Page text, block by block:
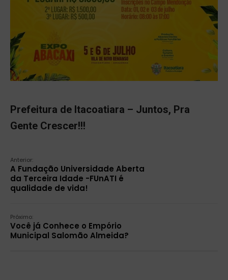
Prefeitura de Itacoatiara – Juntos, Pra
Gente Crescer!!!
Anterior:
A Fundação Universidade Aberta
da Terceira Idade -FUnATI é
qualidade de vida!
Próximo:
Você já Conhece o Empório
Municipal Salomão Almeida?